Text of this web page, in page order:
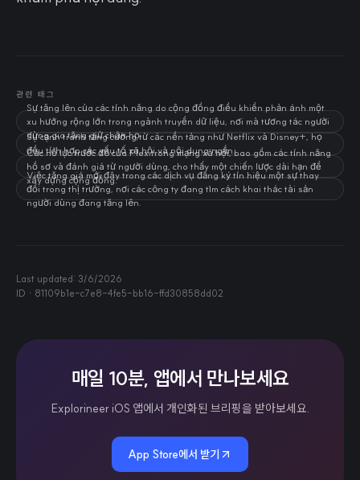
관련 태그
Sự tăng lên của các tính năng do cộng đồng điều khiển phản ánh một
xu hướng rộng lớn trong ngành truyền dữ liệu, nơi mà tương tác người
dùng gia tăng giữ chân họ.
Sự cạnh tranh tăng cường từ các nền tảng như Netflix và Disney+, họ
đều tích hợp các yếu tố xã hội và nội dung ngắn.
Các nỗ lực trước đó của Plex trong mạng xã hội, bao gồm các tính năng
hồ sơ và đánh giá từ người dùng, cho thấy một chiến lược dài hạn để
xây dựng cộng đồng.
Việc tăng giá mới đây trong các dịch vụ đăng ký tín hiệu một sự thay
đổi trong thị trường, nơi các công ty đang tìm cách khai thác tài sản
người dùng đang tăng lên.
Last updated: 3/6/2026
ID · 81109b1e-c7e8-4fe5-bb16-ffd30858dd02
매일 10분, 앱에서 만나보세요
Explorineer iOS 앱에서 개인화된 브리핑을 받아보세요.
App Store에서 받기